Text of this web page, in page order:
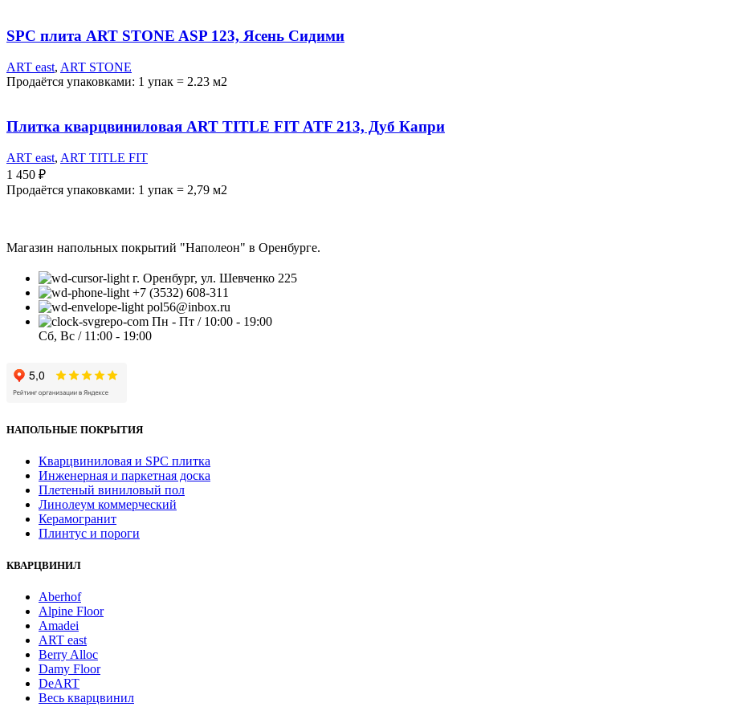
SPC плита ART STONE ASP 123, Ясень Сидими
ART east, ART STONE
Продаётся упаковками: 1 упак = 2.23 м2
Плитка кварцвиниловая ART TITLE FIT ATF 213, Дуб Капри
ART east, ART TITLE FIT
1 450 ₽
Продаётся упаковками: 1 упак = 2,79 м2
Магазин напольных покрытий "Наполеон" в Оренбурге.
г. Оренбург, ул. Шевченко 225
+7 (3532) 608-311
pol56@inbox.ru
Пн - Пт / 10:00 - 19:00
Сб, Вс / 11:00 - 19:00
НАПОЛЬНЫЕ ПОКРЫТИЯ
Кварцвиниловая и SPC плитка
Инженерная и паркетная доска
Плетеный виниловый пол
Линолеум коммерческий
Керамогранит
Плинтус и пороги
КВАРЦВИНИЛ
Aberhof
Alpine Floor
Amadei
ART east
Berry Alloc
Damy Floor
DeART
Весь кварцвинил